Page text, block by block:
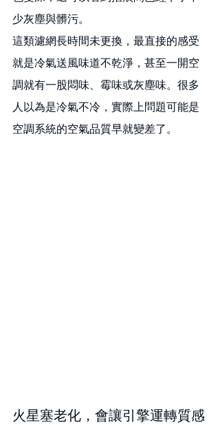
少灰塵與髒污。
這類濾網長時間未更換，最直接的感受
就是冷氣送風味道不乾淨，甚至一開空
調就有一股悶味、霉味或灰塵味。很多
人以為是冷氣不冷，實際上問題可能是
空調系統的空氣品質早就變差了。
火星塞老化，會讓引擎運轉質感